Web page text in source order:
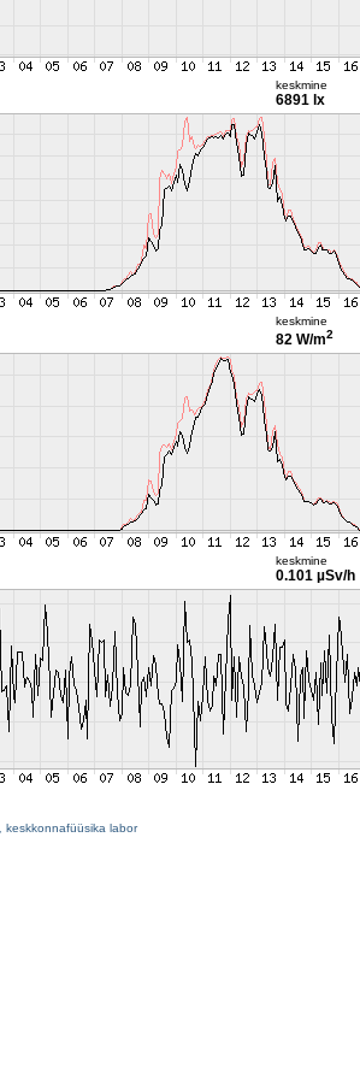
keskmine
6891 lx
keskmine
82 W/m2
keskmine
0.101 µSv/h
keskkonnafüüsika labor